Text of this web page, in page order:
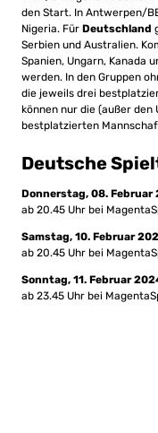
den Start. In Antwerpen/
Nigeria. Für Deutschland
Serbien und Australien.
Spanien, Ungarn, Kanada
werden. In den Gruppen
die jeweils drei
können nur die (außer den
bestplatzierten
Deutsche
Donnerstag, 08. Februar
ab 20.45 Uhr bei
Samstag, 10. Februar
ab 20.45 Uhr bei
Sonntag, 11. Februar
ab 23.45 Uhr bei